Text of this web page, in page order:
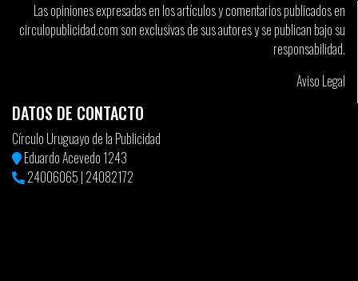
Las opiniones expresadas en los artículos y comentarios publicados en
circulopublicidad.com son exclusivas de sus autores y se publican bajo su
responsabilidad.
Aviso Legal
DATOS DE CONTACTO
Círculo Uruguayo de la Publicidad
Eduardo Acevedo 1243
24006065 | 24082172